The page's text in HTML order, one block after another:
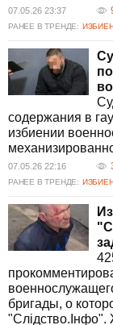
07.05.26 23:37
РАНЕЕ В ТРЕНДЕ:
содержания в
избиении
07.05.26 22:16
РАНЕЕ В ТРЕНДЕ:
бригады, о